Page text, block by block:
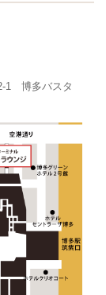
1 博多バスタ